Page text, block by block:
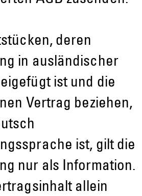
deren
in ausländischer
ist und die
Vertrag beziehen,
ist, gilt die
nur als Information.
allein